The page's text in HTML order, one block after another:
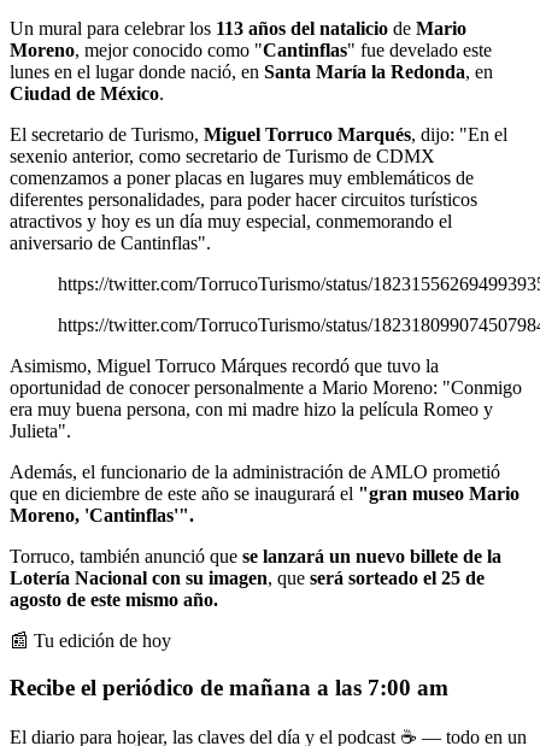
Un mural para celebrar los 113 años del natalicio de Mario
Moreno, mejor conocido como "Cantinflas" fue develado este
lunes en el lugar donde nació, en Santa María la Redonda, en
Ciudad de México.
El secretario de Turismo, Miguel Torruco Marqués, dijo: "En el
sexenio anterior, como secretario de Turismo de CDMX
comenzamos a poner placas en lugares muy emblemáticos de
diferentes personalidades, para poder hacer circuitos turísticos
atractivos y hoy es un día muy especial, conmemorando el
aniversario de Cantinflas".
https://twitter.com/TorrucoTurismo/status/
https://twitter.com/TorrucoTurismo/status/
Asimismo, Miguel Torruco Márques recordó que tuvo la
oportunidad de conocer personalmente a Mario Moreno: "Conmigo
era muy buena persona, con mi madre hizo la película Romeo y
Julieta".
Además, el funcionario de la administración de AMLO prometió
que en diciembre de este año se inaugurará el "gran museo Mario
Moreno, 'Cantinflas'".
Torruco, también anunció que se lanzará un nuevo billete de la
Lotería Nacional con su imagen, que será sorteado el 25 de
agosto de este mismo año.
📰 Tu edición de hoy
Recibe el periódico de mañana a las 7:00 am
El diario para hojear, las claves del día y el podcast ☕ — todo en un